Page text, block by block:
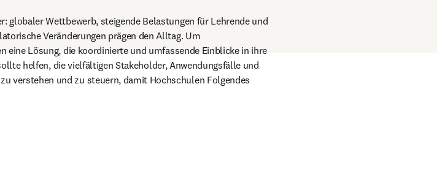
globaler Wettbewerb, steigende Belastungen für Lehrende und
Veränderungen prägen den Alltag. Um
eine Lösung, die koordinierte und umfassende Einblicke in ihre
helfen, die vielfältigen Stakeholder, Anwendungsfälle und
verstehen und zu steuern, damit Hochschulen Folgendes